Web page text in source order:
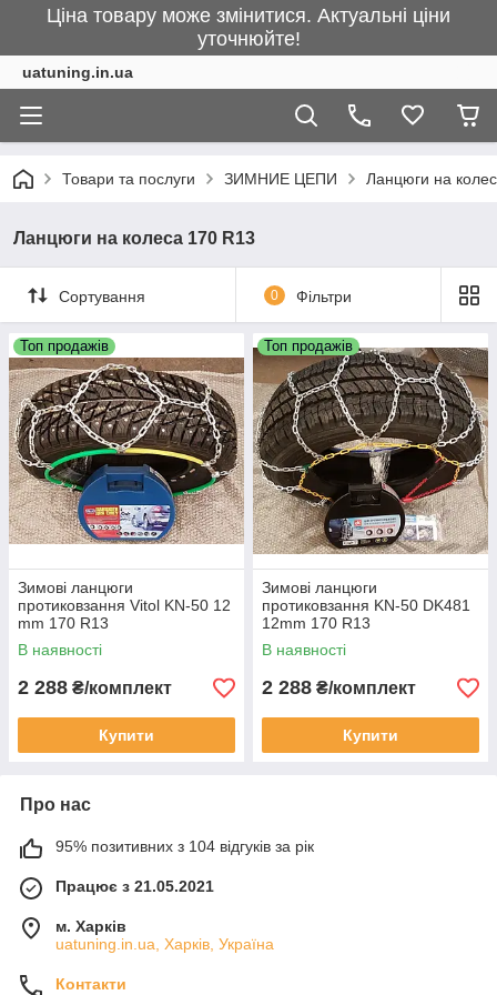
Ціна товару може змінитися. Актуальні ціни
уточнюйте!
uatuning.in.ua
Товари та послуги ЗИМНИЕ ЦЕПИ Ланцюги на
Ланцюги на колеса 170 R13
Сортування 0 Фільтри
Топ продажів
Зимові ланцюги
протиковзання Vitol KN-50 12
mm 170 R13
В наявності
2 288 ₴/комплект
Купити
Топ продажів
Зимові ланцюги
протиковзання KN-50 DK481
12mm 170 R13
В наявності
2 288 ₴/комплект
Купити
Про нас
95% позитивних з 104 відгуків за рік
Працює з 21.05.2021
м. Харків
uatuning.in.ua, Харків, Україна
Контакти